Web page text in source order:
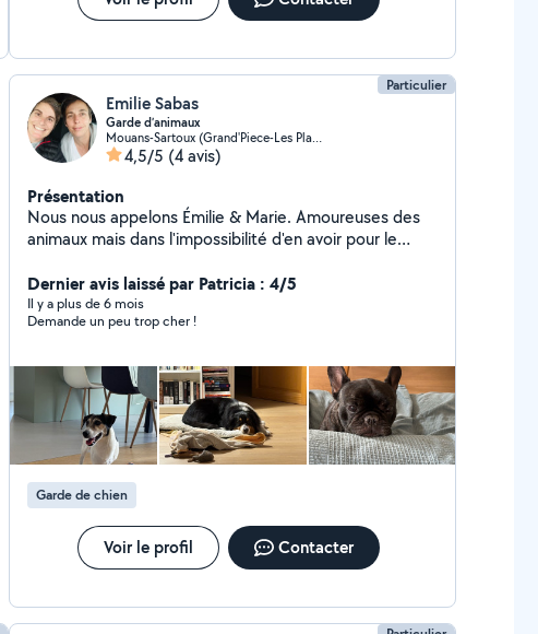
située proche d'un cabinet vétérinaire si besoin de
bientôt alors. chaleureusement. Virginie
Particulier
Emilie Sabas
Garde d’animaux
Mouans-Sartoux (Grand'Piece-Les Plaines)
4,5/5 (4 avis)
Présentation
Nous nous appelons Émilie & Marie. Amoureuses des
animaux mais dans l'impossibilité d'en avoir pour le
votre boule de poils en votre absence. Étudiante en
ostéopathie animale et titulaires de l'Acaced, nous
gardons vos loulous depuis maintenant 2 ans à notre
comme terrain de jeux.
Dernier avis laissé par Patricia : 4/5
Il y a plus de 6 mois
Demande un peu trop cher !
Garde de chien
Voir le profil Contacter